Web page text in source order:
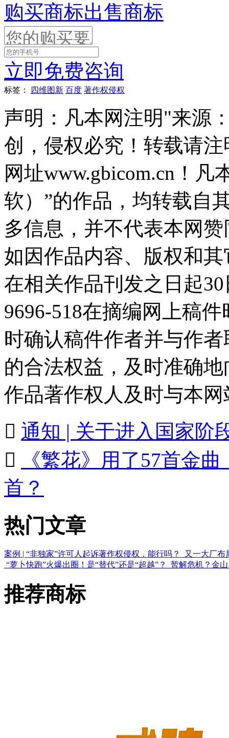
购买商标出售商标
立即免费咨询
标签： 四维图新 百度 著作权侵权
声明：凡本网注明"来源
创，侵权必究！转载请
网址www.gbicom.cn！
软）”的作品，均转载自
多信息，并不代表本网
如因作品内容、版权和
在相关作品刊发之日起
9696-518在摘编网上稿
时确认稿件作者并与作
的合法权益，及时准确
作品著作权人及时与本
 通知 | 关于进入国家阶

《繁花》用了57首金
首？
热门文章
案例 | “非独家”许可人起诉著作权侵权，能行吗？
又一大厂布
“萝卜快跑”火爆出圈！是“替代”还是“超越”？
暂解危机？金
推荐商标